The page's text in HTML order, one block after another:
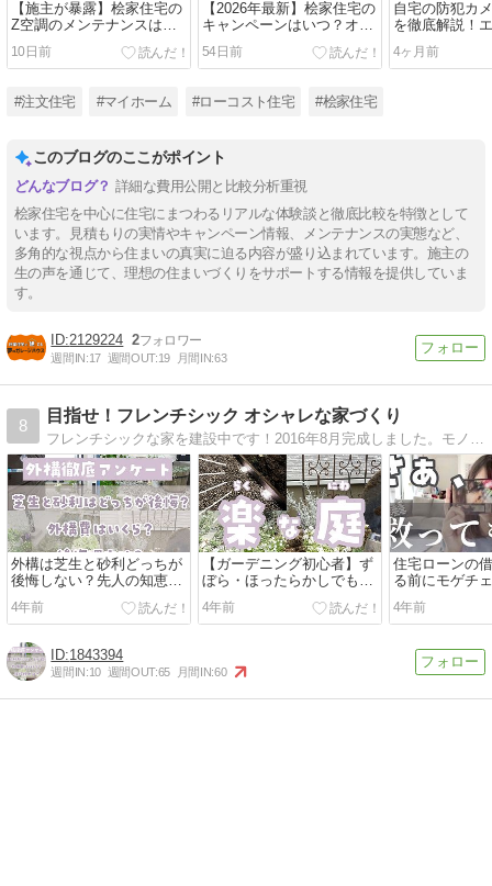
【施主が暴露】桧家住宅の
Z空調のメンテナンスは本
当に大変？掃除頻度・手順
やリスクを解説
10日前
【2026年最新】桧家住宅の
キャンペーンはいつ？オプ
ション半額や紹介特典で最
大150万お得にする方法
54日前
自宅の防犯カ
を徹底解説！
Amazon Ring
4ヶ月前
#注文住宅 #マイホーム #ローコスト住宅 #桧家住宅
このブログのここがポイント
詳細な費用公開と比較分析重視
桧家住宅を中心に住宅にまつわるリアルな体験談と徹底比較を特徴として
います。見積もりの実情やキャンペーン情報、メンテナンスの実態など、
多角的な視点から住まいの真実に迫る内容が盛り込まれています。施主の
生の声を通じて、理想の住まいづくりをサポートする情報を提供していま
す。
2129224 2
週間IN:17 週間OUT:19 月間IN:63
8
目指せ！フレンチシック オシャレな家づくり
フレンチシックな家を建設中です！2016年8月完成しました。モノトーンなインテリアが大好きです！また、子育ての事を考えた間取りにしました。大満足のおうちです。
外構は芝生と砂利どっちが
後悔しない？先人の知恵を
アンケートで集めて公開！
4年前
【ガーデニング初心者】ず
ぼら・ほったらかしでも
OK！おしゃれな庭にした
い
4年前
住宅ローンの
る前にモゲチ
してビックリ
談】
4年前
1843394
週間IN:10 週間OUT:65 月間IN:60